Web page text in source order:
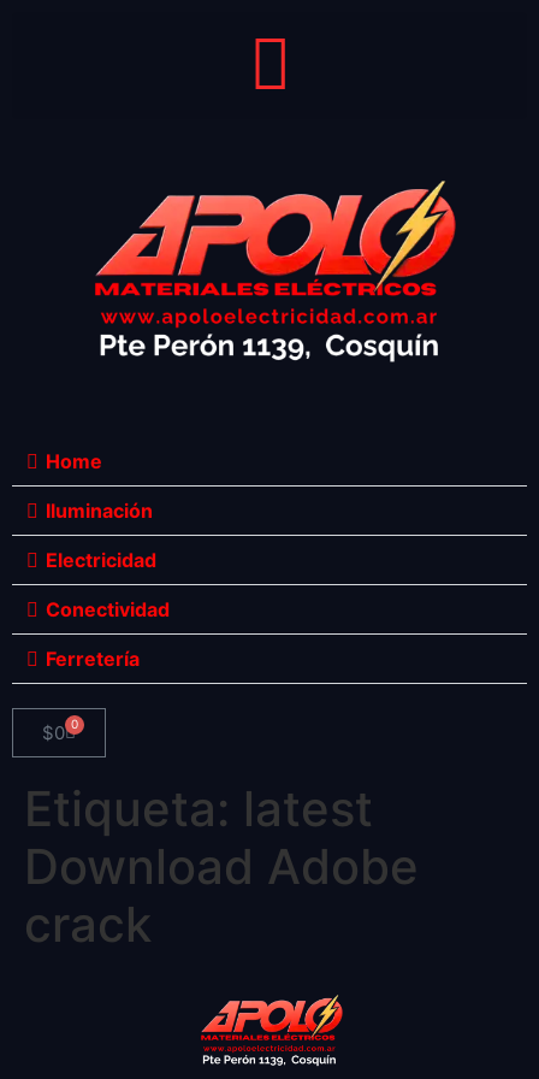
Home
Iluminación
Electricidad
Conectividad
Ferretería
$0 0
Etiqueta: latest
Download Adobe
crack